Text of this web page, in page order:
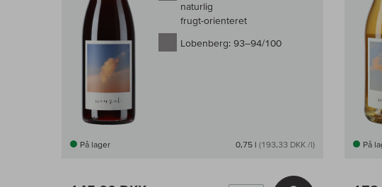
naturlig
frugt-orienteret
Lobenberg: 93–94/100
På lager 0,75 l (193,33 DKK /l) På